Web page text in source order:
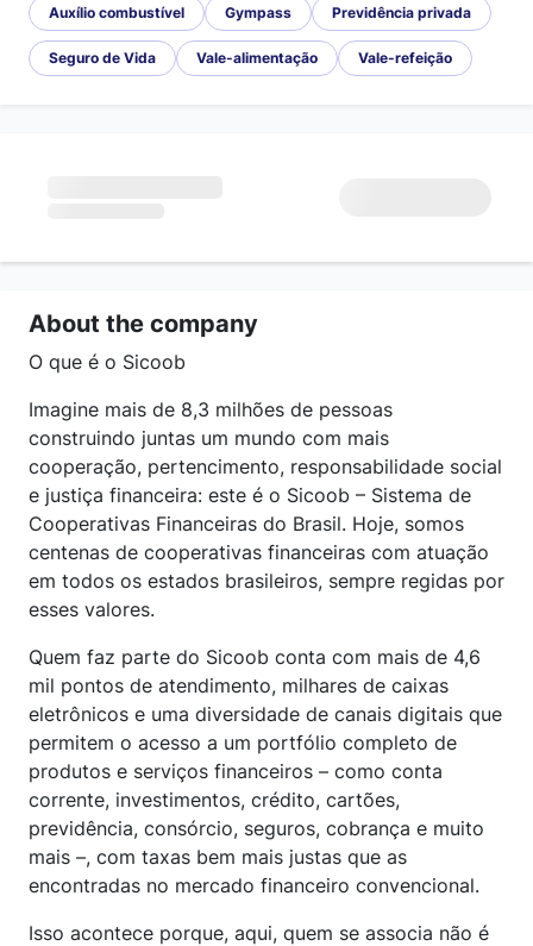
Auxílio combustível Gympass Previdência privada
Seguro de Vida Vale-alimentação Vale-refeição
About the company
O que é o Sicoob
Imagine mais de 8,3 milhões de pessoas
construindo juntas um mundo com mais
cooperação, pertencimento, responsabilidade social
e justiça financeira: este é o Sicoob – Sistema de
Cooperativas Financeiras do Brasil. Hoje, somos
centenas de cooperativas financeiras com atuação
em todos os estados brasileiros, sempre regidas por
esses valores.
Quem faz parte do Sicoob conta com mais de 4,6
mil pontos de atendimento, milhares de caixas
eletrônicos e uma diversidade de canais digitais que
permitem o acesso a um portfólio completo de
produtos e serviços financeiros – como conta
corrente, investimentos, crédito, cartões,
previdência, consórcio, seguros, cobrança e muito
mais –, com taxas bem mais justas que as
encontradas no mercado financeiro convencional.
Isso acontece porque, aqui, quem se associa não é